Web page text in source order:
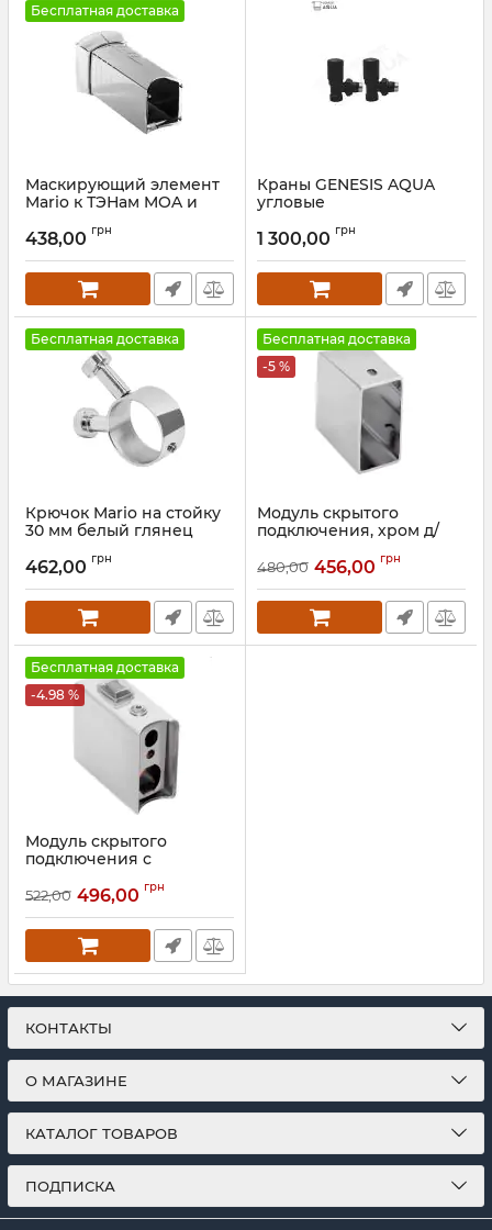
Бесплатная доставка
Маскирующий элемент
Mario к ТЭНам MOA и
Артикул:23046
438,00 грн
Краны GENESIS AQUA
угловые
1 300,00 грн
Бесплатная доставка
Крючок Mario на стойку
30 мм белый глянец
462,00 грн
Бесплатная доставка
-5 %
Модуль скрытого
подключения, хром д/
Артикул:71401065
480,00 456,00 грн
Бесплатная доставка
-4.98 %
Модуль скрытого
подключения с
Артикул:73207634
522,00 496,00 грн
КОНТАКТЫ
О МАГАЗИНЕ
КАТАЛОГ ТОВАРОВ
ПОДПИСКА